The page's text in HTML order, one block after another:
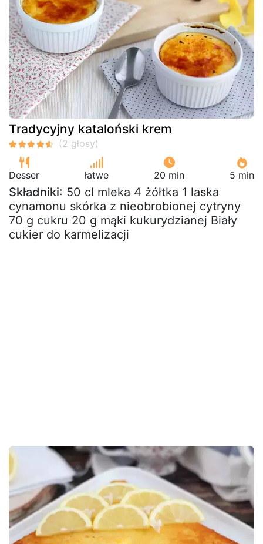
Tradycyjny kataloński krem
Desser łatwe 20 min 5 min
Składniki: 50 cl mleka 4 żółtka 1 laska
cynamonu skórka z nieobrobionej cytryny
70 g cukru 20 g mąki kukurydzianej Biały
cukier do karmelizacji